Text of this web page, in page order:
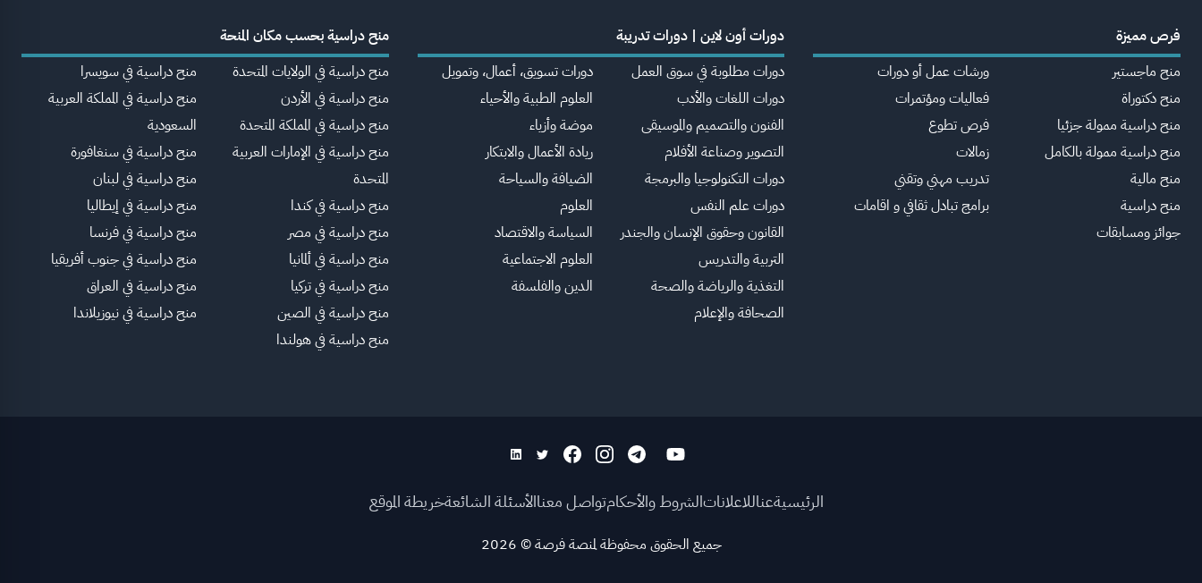
فرص مميزة
منح ماجستير
منح دكتوراة
منح دراسية ممولة جزئيا
منح دراسية ممولة بالكامل
منح مالية
منح دراسية
جوائز ومسابقات
ورشات عمل أو دورات
فعاليات ومؤتمرات
فرص تطوع
زمالات
تدريب مهني وتقني
برامج تبادل ثقافي و اقامات
دورات أون لاين | دورات تدريبة
دورات مطلوبة في سوق العمل
دورات اللغات والأدب
الفنون والتصميم والموسيقى
التصوير وصناعة الأفلام
دورات التكنولوجيا والبرمجة
دورات علم النفس
القانون وحقوق الإنسان والجندر
التربية والتدريس
التغذية والرياضة والصحة
الصحافة والإعلام
دورات تسويق، أعمال، وتمويل
العلوم الطبية والأحياء
موضة وأزياء
ريادة الأعمال والابتكار
الضيافة والسياحة
العلوم
السياسة والاقتصاد
العلوم الاجتماعية
الدين والفلسفة
منح دراسية بحسب مكان المنحة
منح دراسية في الولايات المتحدة
منح دراسية في الأردن
منح دراسية في المملكة المتحدة
منح دراسية في الإمارات العربية
المتحدة
منح دراسية في كندا
منح دراسية في مصر
منح دراسية في ألمانيا
منح دراسية في تركيا
منح دراسية في الصين
منح دراسية في هولندا
منح دراسية في سويسرا
منح دراسية في المملكة العربية
السعودية
منح دراسية في سنغافورة
منح دراسية في لبنان
منح دراسية في إيطاليا
منح دراسية في فرنسا
منح دراسية في جنوب أفريقيا
منح دراسية في العراق
منح دراسية في نيوزيلاندا
الرئيسيةعناللاعلاناتالشروط والأحكامتواصل معناالأسئلة الشائعةخريطة الموقع
جميع الحقوق محفوظة لمنصة فرصة©
2026